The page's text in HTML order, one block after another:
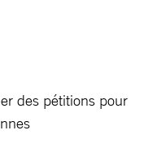
des pétitions pour